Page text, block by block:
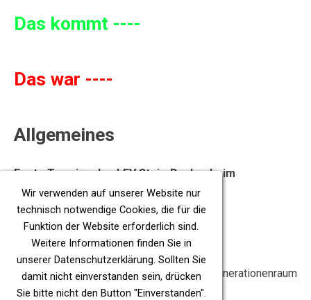
Wir verwenden auf unserer Website nur
technisch notwendige Cookies, die für die
Funktion der Website erforderlich sind.
Weitere Informationen finden Sie in
unserer Datenschutzerklärung. Sollten Sie
damit nicht einverstanden sein, drücken
Sie bitte nicht den Button "Einverstanden".
Das kommt ----
Das war ----
Allgemeines
Feste Termine des LFV Stein-Bockenheim
Jeden Montag:
Yoga Gruppe 1 - 18:15 Uhr, Gemeindehalle
Yoga Gruppe 2 - 19:45 Uhr, Gemeindehalle
Ein Mal im Monat bei vorheriger Absprache
Kreativtreff - 19:00 - 21:00 Uhr - Mehrgenerationenraum
Gemeindehalle